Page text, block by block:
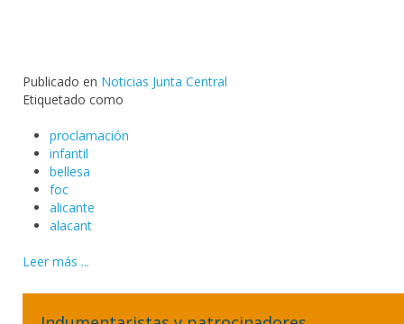
Publicado en Noticias Junta Central
Etiquetado como
proclamación
infantil
bellesa
foc
alicante
alacant
Leer más ...